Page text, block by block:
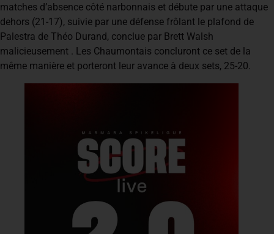
matches d’absence côté narbonnais et débute par une attaque
dehors (21-17), suivie par une défense frôlant le plafond de
Palestra de Théo Durand, conclue par Brett Walsh
malicieusement . Les Chaumontais concluront ce set de la
même manière et porteront leur avance à deux sets, 25-20.